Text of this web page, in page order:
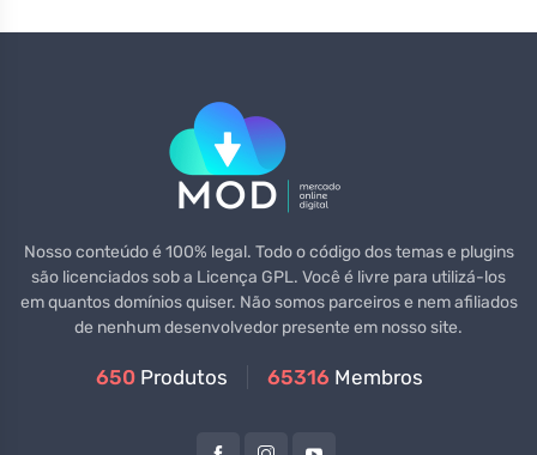
Nosso conteúdo é 100% legal. Todo o código dos temas e plugins
são licenciados sob a Licença GPL. Você é livre para utilizá-los
em quantos domínios quiser. Não somos parceiros e nem afiliados
de nenhum desenvolvedor presente em nosso site.
650 Produtos 65316 Membros